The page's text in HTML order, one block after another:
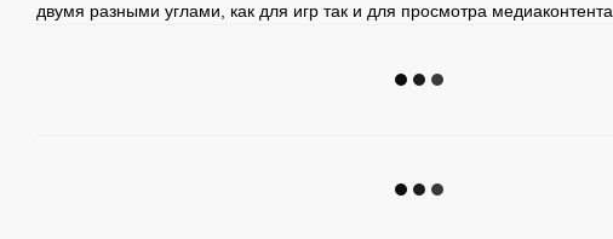
двумя разными углами, как для игр так и для просмотра медиаконтента.